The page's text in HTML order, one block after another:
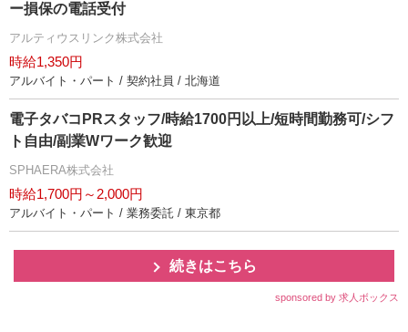
ー損保の電話受付
アルティウスリンク株式会社
時給1,350円
アルバイト・パート / 契約社員 / 北海道
電子タバコPRスタッフ/時給1700円以上/短時間勤務可/シフ
ト自由/副業Wワーク歓迎
SPHAERA株式会社
時給1,700円～2,000円
アルバイト・パート / 業務委託 / 東京都
続きはこちら
sponsored by 求人ボックス